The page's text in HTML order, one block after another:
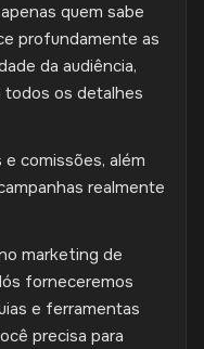
quem sabe
profundamente as
da audiência,
todos os detalhes
comissões, além
realmente
marketing de
forneceremos
e ferramentas
precisa para